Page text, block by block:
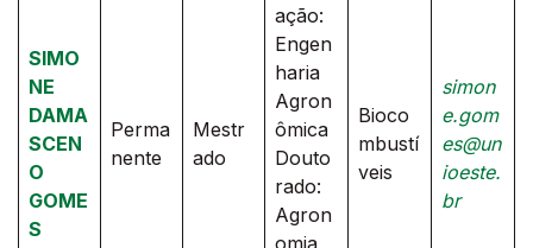
SIMO
NE
DAMA
SCEN
O
GOME
S
Perma
nente
Mestr
ado
ação:
Engen
haria
Agron
ômica
Douto
rado:
Agron
omia
Bioco
mbustí
veis
simon
e.gom
es@un
ioeste.
br